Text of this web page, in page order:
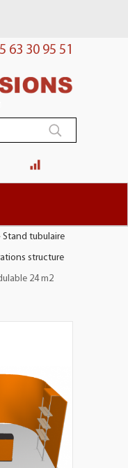
63 30 95 51
Stand tubulaire
structure
24 m2